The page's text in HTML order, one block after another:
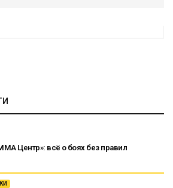
Центр»: всё о боях без правил